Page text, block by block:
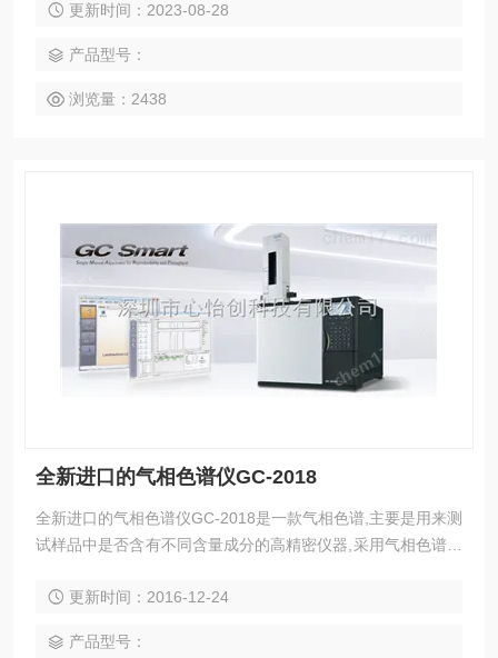
更新时间：2023-08-28
产品型号：
浏览量：2438
全新进口的气相色谱仪GC-2018
全新进口的气相色谱仪GC-2018是一款气相色谱,主要是用来测
试样品中是否含有不同含量成分的高精密仪器,采用气相色谱仪
的基础上提升一个档次,在分析中有非常大的优势.
更新时间：2016-12-24
产品型号：